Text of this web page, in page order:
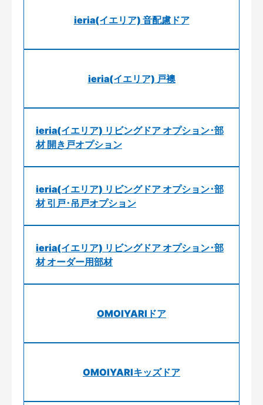
ieria(イエリア) 音配慮ドア
ieria(イエリア) 戸襖
ieria(イエリア) リビングドア オプション･部
材 開き戸オプション
ieria(イエリア) リビングドア オプション･部
材 引戸･吊戸オプション
ieria(イエリア) リビングドア オプション･部
材 オーダー用部材
OMOIYARIドア
OMOIYARIキッズドア